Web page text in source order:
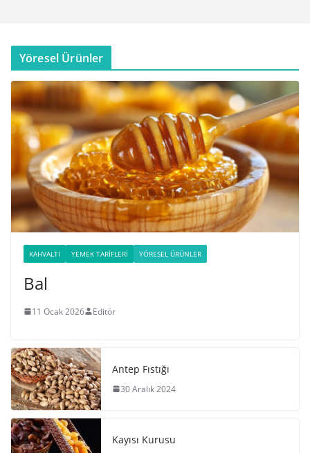
Yöresel Ürünler
KAHVALTI YEMEK TARIFLERI YÖRESEL ÜRÜNLER
Bal
11 Ocak 2026 Editör
Antep Fıstığı
30 Aralık 2024
Kayısı Kurusu